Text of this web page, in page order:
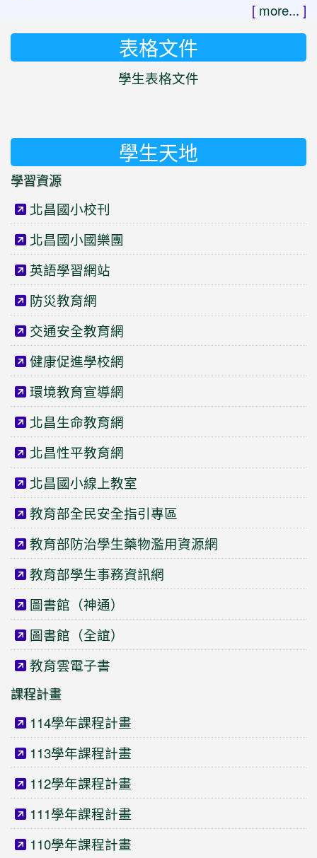
[ more... ]
表格文件
學生表格文件
學生天地
學習資源
北昌國小校刊
北昌國小國樂團
英語學習網站
防災教育網
交通安全教育網
健康促進學校網
環境教育宣導網
北昌生命教育網
北昌性平教育網
北昌國小線上教室
教育部全民安全指引專區
教育部防治學生藥物濫用資源網
教育部學生事務資訊網
圖書館（神通）
圖書館（全誼）
教育雲電子書
課程計畫
114學年課程計畫
113學年課程計畫
112學年課程計畫
111學年課程計畫
110學年課程計畫